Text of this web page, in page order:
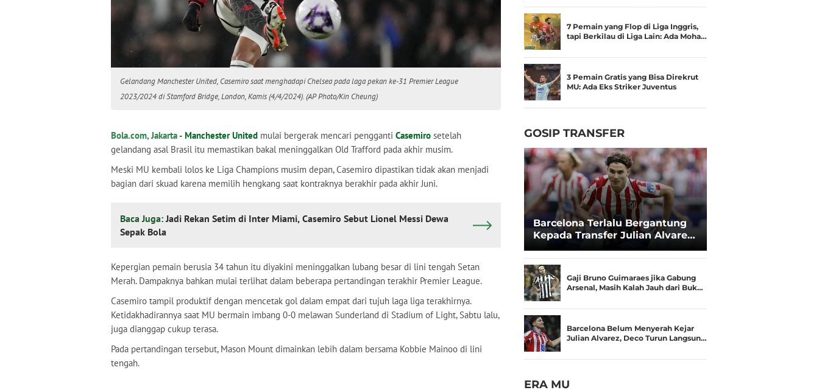
Gelandang Manchester United, Casemiro saat menghadapi Chelsea pada laga pekan ke-31 Premier League
2023/2024 di Stamford Bridge, London, Kamis (4/4/2024). (AP Photo/Kin Cheung)
Bola.com, Jakarta - Manchester United mulai bergerak mencari pengganti Casemiro setelah
gelandang asal Brasil itu memastikan bakal meninggalkan Old Trafford pada akhir musim.
Meski MU kembali lolos ke Liga Champions musim depan, Casemiro dipastikan tidak akan menjadi
bagian dari skuad karena memilih hengkang saat kontraknya berakhir pada akhir Juni.
Baca Juga:Jadi Rekan Setim di Inter Miami, Casemiro Sebut Lionel Messi Dewa
Sepak Bola
Kepergian pemain berusia 34 tahun itu diyakini meninggalkan lubang besar di lini tengah Setan
Merah. Dampaknya bahkan mulai terlihat dalam beberapa pertandingan terakhir Premier League.
Casemiro tampil produktif dengan mencetak gol dalam empat dari tujuh laga liga terakhirnya.
Ketidakhadirannya saat MU bermain imbang 0-0 melawan Sunderland di Stadium of Light, Sabtu lalu,
juga dianggap cukup terasa.
Pada pertandingan tersebut, Mason Mount dimainkan lebih dalam bersama Kobbie Mainoo di lini
tengah.
7 Pemain yang Flop di Liga Inggris,
tapi Berkilau di Liga Lain: Ada Moha…
3 Pemain Gratis yang Bisa Direkrut
MU: Ada Eks Striker Juventus
GOSIP TRANSFER
Barcelona Terlalu Bergantung
Kepada Transfer Julian Alvarez:
Gaji Bruno Guimaraes jika Gabung
Arsenal, Masih Kalah Jauh dari Buk…
Barcelona Belum Menyerah Kejar
Julian Alvarez, Deco Turun Langsun…
ERA MU